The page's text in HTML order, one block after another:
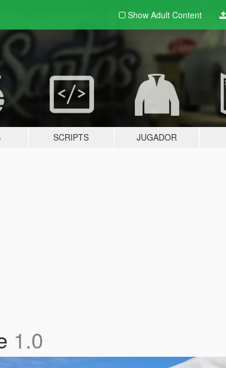
Show Adult Content
SCRIPTS JUGADOR
1.0